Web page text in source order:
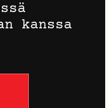
kanssa